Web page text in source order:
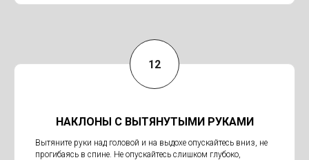
НАКЛОНЫ С ВЫТЯНУТЫМИ РУКАМИ
Вытяните руки над головой и на выдохе опускайтесь вниз, не
прогибаясь в спине. Не опускайтесь слишком глубоко,